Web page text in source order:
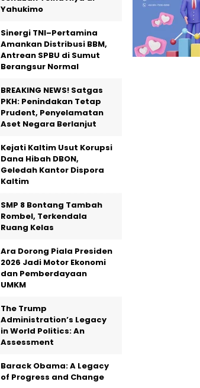
Yahukimo
Sinergi TNI–Pertamina
Amankan Distribusi BBM,
Antrean SPBU di Sumut
Berangsur Normal
BREAKING NEWS! Satgas
PKH: Penindakan Tetap
Prudent, Penyelamatan
Aset Negara Berlanjut
Kejati Kaltim Usut Korupsi
Dana Hibah DBON,
Geledah Kantor Dispora
Kaltim
SMP 8 Bontang Tambah
Rombel, Terkendala
Ruang Kelas
Ara Dorong Piala Presiden
2026 Jadi Motor Ekonomi
dan Pemberdayaan
UMKM
The Trump
Administration’s Legacy
in World Politics: An
Assessment
Barack Obama: A Legacy
of Progress and Change